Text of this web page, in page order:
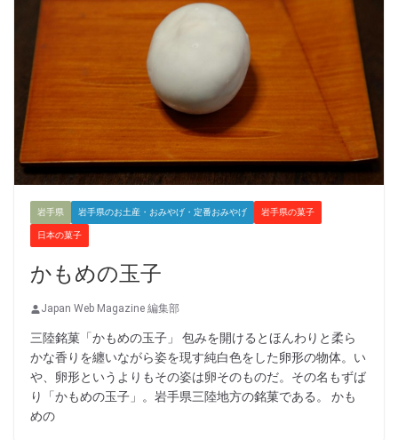
岩手県 岩手県のお土産・おみやげ・定番おみやげ 岩手県の菓子
日本の菓子
かもめの玉子
Japan Web Magazine 編集部
三陸銘菓「かもめの玉子」 包みを開けるとほんわりと柔ら
かな香りを纏いながら姿を現す純白色をした卵形の物体。い
や、卵形というよりもその姿は卵そのものだ。その名もずば
り「かもめの玉子」。岩手県三陸地方の銘菓である。 かも
めの